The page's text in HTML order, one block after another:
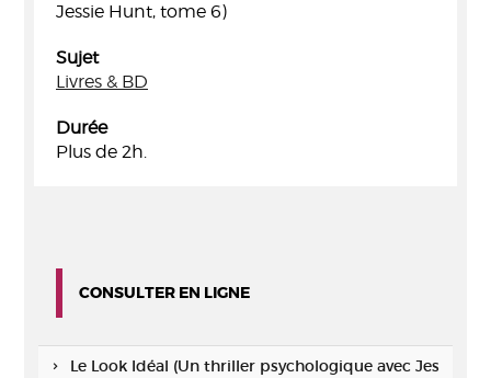
Jessie Hunt, tome 6)
Sujet
Livres & BD
Durée
Plus de 2h.
CONSULTER EN LIGNE
Le Look Idéal (Un thriller psychologique avec Jes